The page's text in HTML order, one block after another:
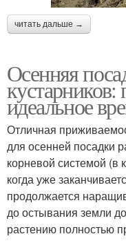
читать дальше →
Осенняя
кустарников:
идеальное
Отличная
для осенней посадки
корневой системой (в
когда уже
продолжается
до остывания земли
растению полностью